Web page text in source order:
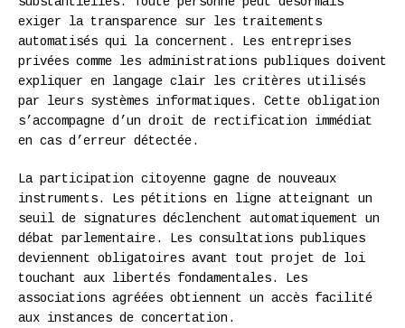
exiger la transparence sur les traitements
automatisés qui la concernent. Les entreprises
privées comme les administrations publiques doivent
expliquer en langage clair les critères utilisés
par leurs systèmes informatiques. Cette obligation
s’accompagne d’un droit de rectification immédiat
en cas d’erreur détectée.
La participation citoyenne gagne de nouveaux
instruments. Les pétitions en ligne atteignant un
seuil de signatures déclenchent automatiquement un
débat parlementaire. Les consultations publiques
deviennent obligatoires avant tout projet de loi
touchant aux libertés fondamentales. Les
associations agréées obtiennent un accès facilité
aux instances de concertation.